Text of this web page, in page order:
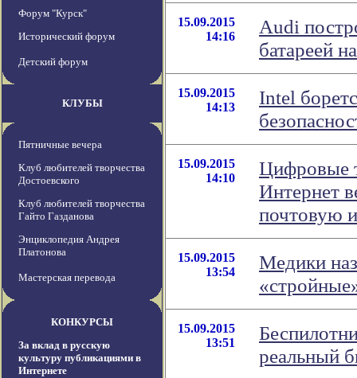
Форум "Курск"
Исторический форум
Детский форум
КЛУБЫ
Пятничные вечера
Клуб любителей творчества
Достоевского
Клуб любителей творчества
Гайто Газданова
Энциклопедия Андрея
Платонова
Мастерская перевода
КОНКУРСЫ
За вклад в русскую
культуру публикациями в
Интернете
15.09.2015
14:16
Audi
батареей
15.09.2015
14:13
Intel
15.09.2015
14:10
Цифровые
Интернет
почтовую
15.09.2015
13:54
Медики
15.09.2015
13:51
реальный